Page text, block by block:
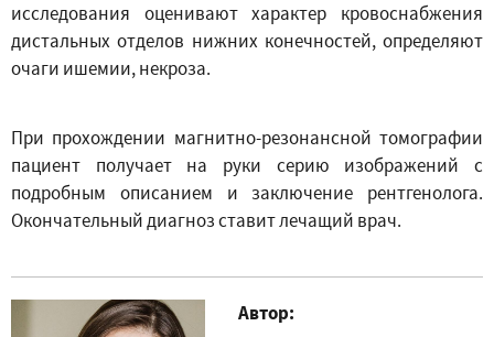
исследования оценивают характер кровоснабжения
дистальных отделов нижних конечностей, определяют
очаги ишемии, некроза.
При прохождении магнитно-резонансной томографии
пациент получает на руки серию изображений с
подробным описанием и заключение рентгенолога.
Окончательный диагноз ставит лечащий врач.
Автор: